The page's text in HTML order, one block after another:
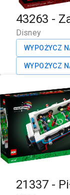
43263 -
Disney
WYPOŻYCZ
WYPOŻYCZ
21337 -